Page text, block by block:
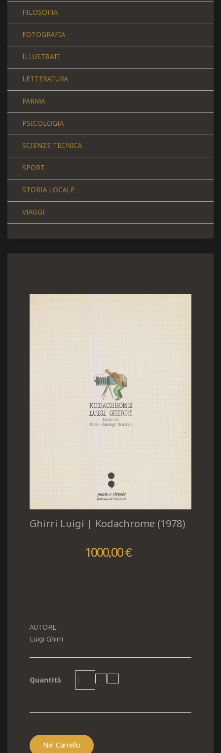
FILOSOFIA
FOTOGRAFIA
ILLUSTRATI
LETTERATURA
PARMA
PSICOLOGIA
SCIENZE TECNICA
SPORT
STORIA LOCALE
VIAGGI
Ghirri Luigi | Kodachrome (1978)
1000,00 €
AUTORE:
Luigi Ghirri
Quantità